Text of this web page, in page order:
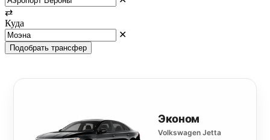
⇄
Куда
✕
Подобрать трансфер
Эконом
Volkswagen Jetta